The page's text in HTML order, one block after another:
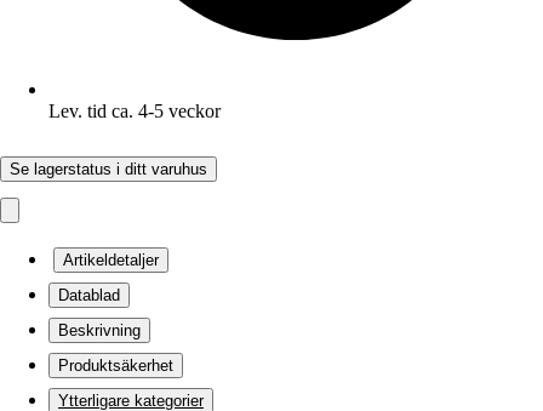
Lev. tid ca. 4-5 veckor
Se lagerstatus i ditt varuhus
Artikeldetaljer
Datablad
Beskrivning
Produktsäkerhet
Ytterligare kategorier